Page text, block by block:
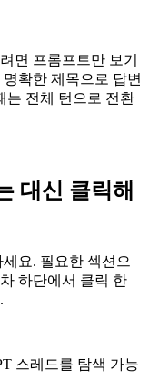
면 프롬프트만 보기
확한 제목으로 답변
는 전체 턴으로 전환
대신 클릭해
요. 필요한 섹션으
하단에서 클릭 한
스레드를 탐색 가능